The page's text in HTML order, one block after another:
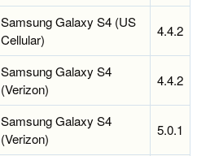
Samsung Galaxy S4 (US
Cellular)
4.4.2
Samsung Galaxy S4
(Verizon)
4.4.2
Samsung Galaxy S4
(Verizon)
5.0.1